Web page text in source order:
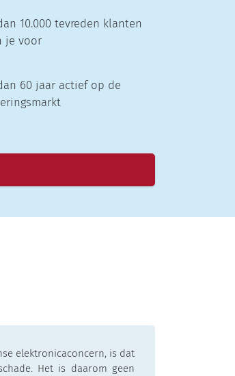
10.000 tevreden klanten
je voor
60 jaar actief op de
elektronicaconcern, is dat
Het is daarom geen